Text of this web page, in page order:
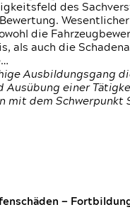
des
Wesentlicher
die
als auch die
Ausbildungsgang
Ausübung einer
mit dem Schwerpunkt
—